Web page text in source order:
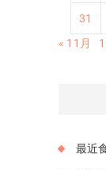
31
« 11月
最近